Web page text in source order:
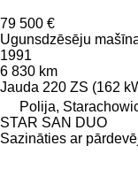
79 500 €
Ugunsdzēsēju
1991
6 830 km
Jauda 220 ZS (162
Polija,
STAR SAN DUO
Sazināties ar